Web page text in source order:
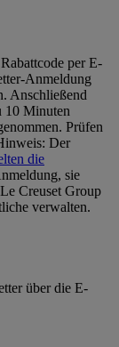
per E-
Anmeldung
Anschließend
10 Minuten
Prüfen
Der
die
sie
Creuset Group
verwalten.
über die E-